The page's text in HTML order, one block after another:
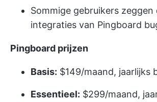
Sommige gebruikers zeggen
integraties van Pingboard
Pingboard prijzen
Basis: $149/maand, jaarlijks
Essentieel: $299/maand,